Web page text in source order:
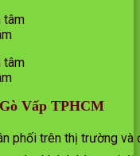
Vấp TPHCM
phối trên thị trường